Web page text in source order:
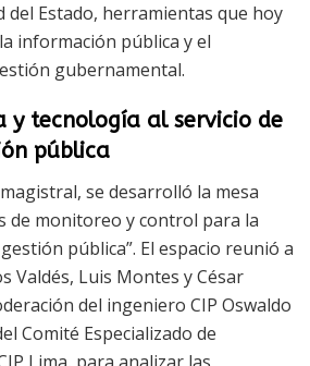
Estado, herramientas que hoy
información pública y el
gubernamental.
y tecnología al servicio de
pública
se desarrolló la mesa
de monitoreo y control para la
pública”. El espacio reunió a
Valdés, Luis Montes y César
del ingeniero CIP Oswaldo
Comité Especializado de